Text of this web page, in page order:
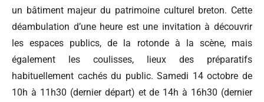
un bâtiment majeur du patrimoine culturel breton. Cette
déambulation d’une heure est une invitation à découvrir
les espaces publics, de la rotonde à la scène, mais
également les coulisses, lieux des préparatifs
habituellement cachés du public. Samedi 14 octobre de
10h à 11h30 (dernier départ) et de 14h à 16h30 (dernier